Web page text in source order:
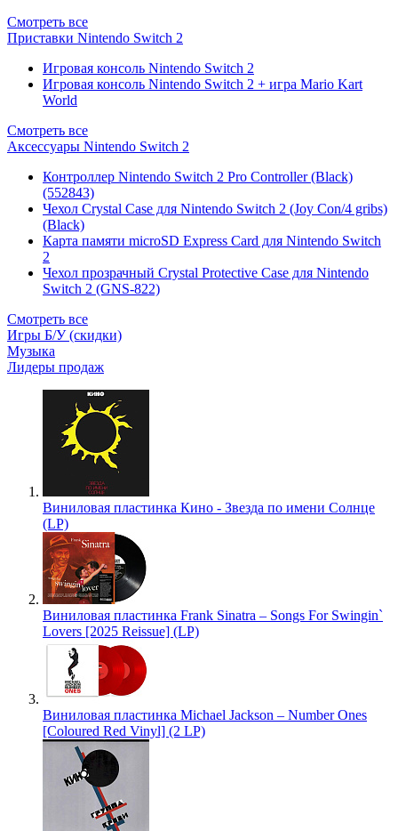
Смотреть все
Приставки Nintendo Switch 2
Игровая консоль Nintendo Switch 2
Игровая консоль Nintendo Switch 2 + игра Mario Kart
World
Смотреть все
Аксессуары Nintendo Switch 2
Контроллер Nintendo Switch 2 Pro Controller (Black)
(552843)
Чехол Сrystal Сase для Nintendo Switch 2 (Joy Con/4 gribs)
(Black)
Карта памяти microSD Express Card для Nintendo Switch
2
Чехол прозрачный Crystal Protective Case для Nintendo
Switch 2 (GNS-822)
Смотреть все
Игры Б/У (скидки)
Музыка
Лидеры продаж
Виниловая пластинка Кино - Звезда по имени Солнце
(LP)
Виниловая пластинка Frank Sinatra – Songs For Swingin`
Lovers [2025 Reissue] (LP)
Виниловая пластинка Michael Jackson – Number Ones
[Coloured Red Vinyl] (2 LP)